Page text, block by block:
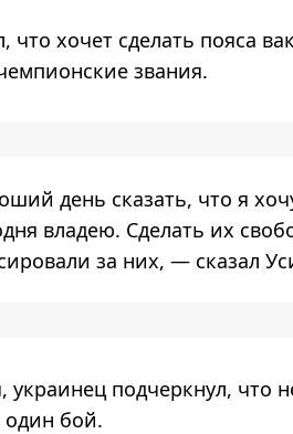
что хочет сделать пояса
звания.
день сказать, что я
владею. Сделать их
за них, — сказал
украинец подчеркнул, что
бой.